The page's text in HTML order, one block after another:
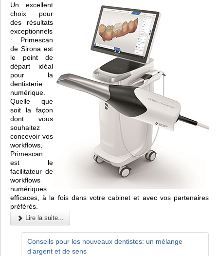
Un excellent
choix pour
des résultats
exceptionnels
: Primescan
de Sirona est
le point de
départ idéal
pour la
dentisterie
numérique.
Quelle que
soit la façon
dont vous
souhaitez
concevoir vos
workflows,
Primescan
est le
facilitateur de
workflows
numériques
efficaces, à la fois dans votre cabinet et avec vos partenaires
préférés.
Lire la suite...
Conseils pour les nouveaux dentistes: un mélange
d’argent et de sens